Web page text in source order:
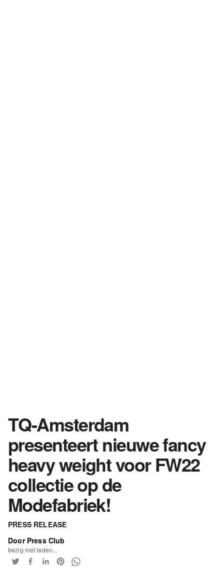
TQ-Amsterdam
presenteert nieuwe fancy
heavy weight voor FW22
collectie op de
Modefabriek!
PRESS RELEASE
Door Press Club
bezig met laden...